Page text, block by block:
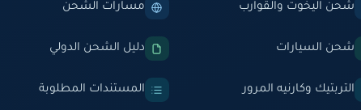
شحن اليخوت والقوارب
شحن السيارات
التربتيك وكارنيه المرور
مسارات الشحن
دليل الشحن الدولي
المستندات المطلوبة